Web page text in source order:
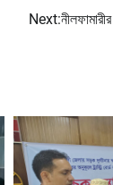
Next: